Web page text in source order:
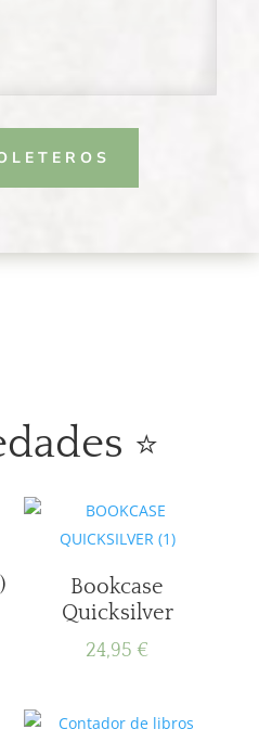
⭐
Bookcase
Quicksilver
24,95 €